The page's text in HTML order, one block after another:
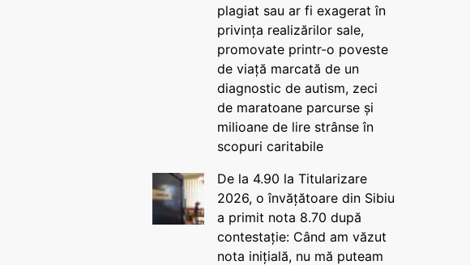
plagiat sau ar fi exagerat în
privința realizărilor sale,
promovate printr-o poveste
de viață marcată de un
diagnostic de autism, zeci
de maratoane parcurse și
milioane de lire strânse în
scopuri caritabile
De la 4.90 la Titularizare
2026, o învățătoare din Sibiu
a primit nota 8.70 după
contestație: Când am văzut
nota inițială, nu mă puteam